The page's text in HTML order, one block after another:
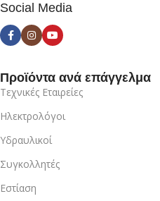
Social Media
Προϊόντα ανά επάγγελμα
Τεχνικές Εταιρείες
Ηλεκτρολόγοι
Υδραυλικοί
Συγκολλητές
Εστίαση